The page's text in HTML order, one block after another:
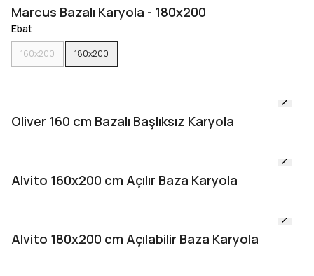
Marcus Bazalı Karyola - 180x200
Ebat
160x200 180x200
Oliver 160 cm Bazalı Başlıksız Karyola
Alvito 160x200 cm Açılır Baza Karyola
Alvito 180x200 cm Açılabilir Baza Karyola